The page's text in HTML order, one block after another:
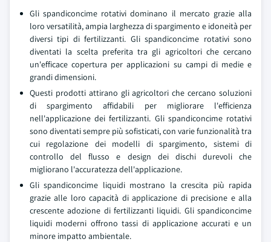
Gli spandiconcime rotativi dominano il mercato grazie alla
loro versatilità, ampia larghezza di spargimento e idoneità per
diversi tipi di fertilizzanti. Gli spandiconcime rotativi sono
diventati la scelta preferita tra gli agricoltori che cercano
un'efficace copertura per applicazioni su campi di medie e
grandi dimensioni.
Questi prodotti attirano gli agricoltori che cercano soluzioni
di spargimento affidabili per migliorare l'efficienza
nell'applicazione dei fertilizzanti. Gli spandiconcime rotativi
sono diventati sempre più sofisticati, con varie funzionalità tra
cui regolazione dei modelli di spargimento, sistemi di
controllo del flusso e design dei dischi durevoli che
migliorano l'accuratezza dell'applicazione.
Gli spandiconcime liquidi mostrano la crescita più rapida
grazie alle loro capacità di applicazione di precisione e alla
crescente adozione di fertilizzanti liquidi. Gli spandiconcime
liquidi moderni offrono tassi di applicazione accurati e un
minore impatto ambientale.